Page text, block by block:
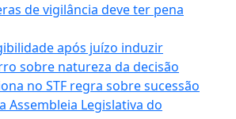
de vigilância deve ter pena
após juízo induzir
sobre natureza da decisão
no STF regra sobre sucessão
Assembleia Legislativa do